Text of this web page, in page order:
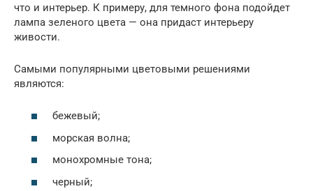
что и интерьер. К примеру, для темного фона подойдет
лампа зеленого цвета — она придаст интерьеру
живости.
Самыми популярными цветовыми решениями
являются:
бежевый;
морская волна;
монохромные тона;
черный;